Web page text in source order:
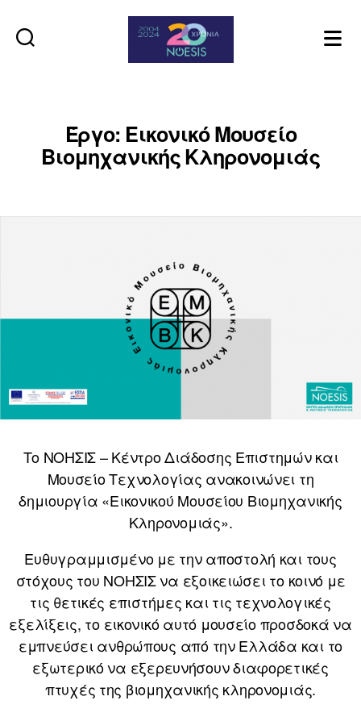
Έργο: Εικονικό Μουσείο
Βιομηχανικής Κληρονομιάς
Το ΝΟΗΣΙΣ – Κέντρο Διάδοσης Επιστημών και
Μουσείο Τεχνολογίας ανακοινώνει τη
δημιουργία «Εικονικού Μουσείου Βιομηχανικής
Κληρονομιάς».
Ευθυγραμμισμένο με την αποστολή και τους
στόχους του ΝΟΗΣΙΣ να εξοικειώσει το κοινό με
τις θετικές επιστήμες και τις τεχνολογικές
εξελίξεις, το εικονικό αυτό μουσείο προσδοκά να
εμπνεύσει ανθρώπους από την Ελλάδα και το
εξωτερικό να εξερευνήσουν διαφορετικές
πτυχές της βιομηχανικής κληρονομιάς.